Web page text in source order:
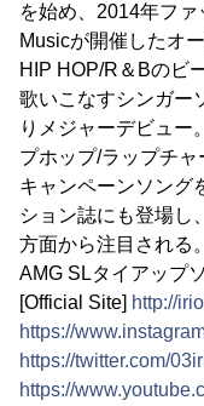
を始め、2014年フ
Musicが開催したオ
HIP HOP/R＆Bのビ
歌いこなすシンガー
りメジャーデビュー
プホップ/ラップチ
キャンペーンソング
ション誌にも登場し
方面から注目される
AMG SLタイアップ
[Official Site] http://
https://
https://twitter.com/
https://